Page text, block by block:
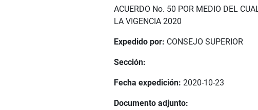
ACUERDO No. 50 POR MEDIO DEL
LA VIGENCIA 2020
Expedido por: CONSEJO SUPERIOR
Sección:
Fecha expedición: 2020-10-23
Documento adjunto: